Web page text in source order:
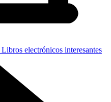
Libros electrónicos interesantes